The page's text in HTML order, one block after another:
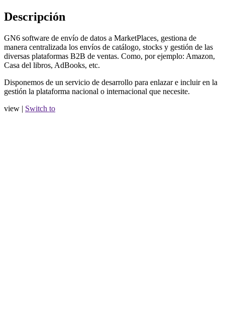
Descripción
GN6 software de envío de datos a MarketPlaces, gestiona de
manera centralizada los envíos de catálogo, stocks y gestión de las
diversas plataformas B2B de ventas. Como, por ejemplo: Amazon,
Casa del libros, AdBooks, etc.
Disponemos de un servicio de desarrollo para enlazar e incluir en la
gestión la plataforma nacional o internacional que necesite.
view | Switch to